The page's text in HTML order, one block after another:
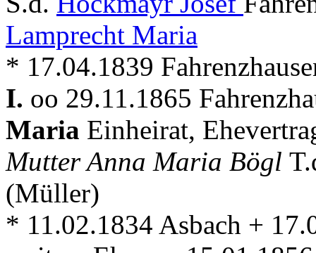
Lamprecht Maria
* 17.04.1839
I. oo 29.11.1865
Maria Einheirat,
Mutter Anna Maria Bögl
(Müller)
* 11.02.1834 Asbach +